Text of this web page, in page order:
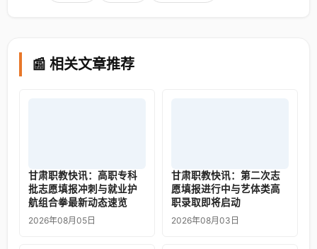
📰 相关文章推荐
甘肃职教快讯：高职专科
批志愿填报冲刺与就业护
航组合拳最新动态速览
2026年08月05日
甘肃职教快讯：第二次志
愿填报进行中与艺体类高
职录取即将启动
2026年08月03日